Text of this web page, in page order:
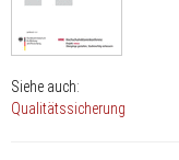
Siehe auch:
Qualitätssicherung